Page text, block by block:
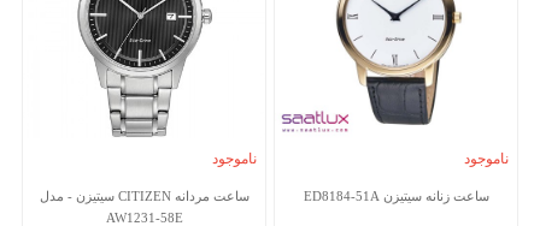
ناموجود
ساعت زنانه سیتیزن ED8184-51A
ناموجود
ساعت مردانه CITIZEN سیتیزن - مدل
AW1231-58E